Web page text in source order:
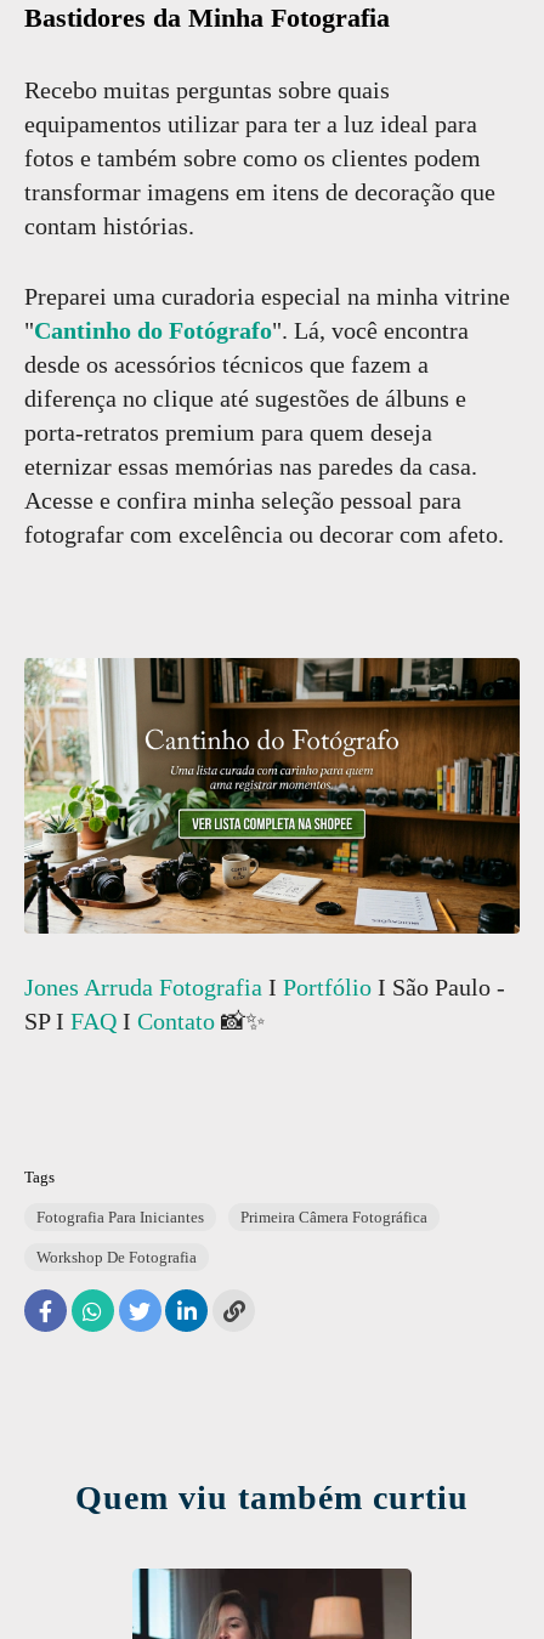
Bastidores da Minha Fotografia
Recebo muitas perguntas sobre quais
equipamentos utilizar para ter a luz ideal para
fotos e também sobre como os clientes podem
transformar imagens em itens de decoração que
contam histórias.
Preparei uma curadoria especial na minha vitrine
"Cantinho do Fotógrafo". Lá, você encontra
desde os acessórios técnicos que fazem a
diferença no clique até sugestões de álbuns e
porta-retratos premium para quem deseja
eternizar essas memórias nas paredes da casa.
Acesse e confira minha seleção pessoal para
fotografar com excelência ou decorar com afeto.
Jones Arruda Fotografia I Portfólio I São Paulo -
SP I FAQ I Contato 📸✨
Tags
Fotografia Para Iniciantes Primeira Câmera Fotográfica
Workshop De Fotografia
Quem viu também curtiu